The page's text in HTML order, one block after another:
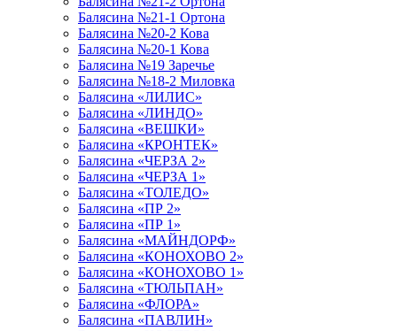
Балясина №21-1 Ортона
Балясина №20-2 Кова
Балясина №20-1 Кова
Балясина №19 Заречье
Балясина №18-2 Миловка
Балясина «ЛИЛИС»
Балясина «ЛИНДО»
Балясина «ВЕШКИ»
Балясина «КРОНТЕК»
Балясина «ЧЕРЗА 2»
Балясина «ЧЕРЗА 1»
Балясина «ТОЛЕДО»
Балясина «ПР 2»
Балясина «ПР 1»
Балясина «МАЙНДОРФ»
Балясина «КОНОХОВО 2»
Балясина «КОНОХОВО 1»
Балясина «ТЮЛЬПАН»
Балясина «ФЛОРА»
Балясина «ПАВЛИН»